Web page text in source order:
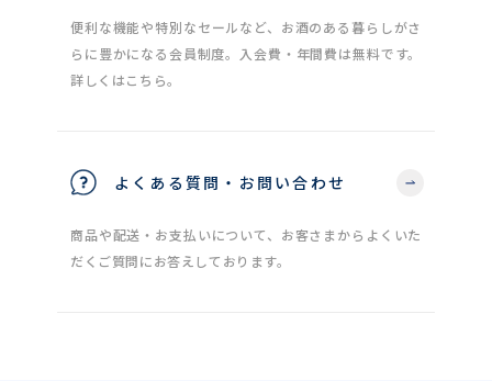
便利な機能や特別なセールなど、お酒のある暮らしがさ
らに豊かになる会員制度。入会費・年間費は無料です。
詳しくはこちら。
よくある質問・お問い合わせ
商品や配送・お支払いについて、お客さまからよくいた
だくご質問にお答えしております。